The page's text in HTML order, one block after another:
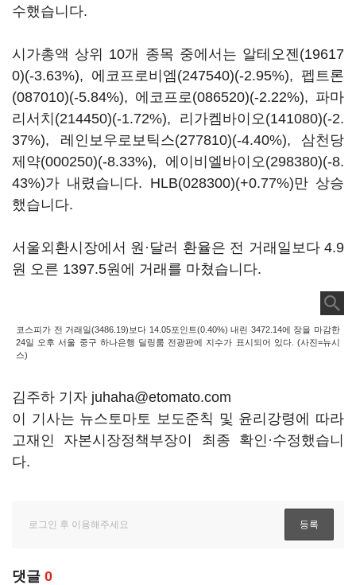
수했습니다.
시가총액 상위 10개 종목 중에서는 알테오젠(19617
0)(-3.63%), 에코프로비엠(247540)(-2.95%), 펩트론
(087010)(-5.84%), 에코프로(086520)(-2.22%), 파마
리서치(214450)(-1.72%), 리가켐바이오(141080)(-2.
37%), 레인보우로보틱스(277810)(-4.40%), 삼천당
제약(000250)(-8.33%), 에이비엘바이오(298380)(-8.
43%)가 내렸습니다. HLB(028300)(+0.77%)만 상승
했습니다.
서울외환시장에서 원·달러 환율은 전 거래일보다 4.9
원 오른 1397.5원에 거래를 마쳤습니다.
코스피가 전 거래일(3486.19)보다 14.05포인트(0.40%) 내린 3472.14에 장을 마감한
24일 오후 서울 중구 하나은행 딜링룸 전광판에 지수가 표시되어 있다. (사진=뉴시
스)
김주하 기자 juhaha@etomato.com
이 기사는 뉴스토마토 보도준칙 및 윤리강령에 따라
고재인 자본시장정책부장이 최종 확인·수정했습니
다.
댓글 0